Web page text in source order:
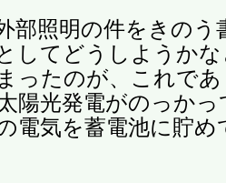
部照明の件をきのう
してどうしようか
ったのが、これで
陽光発電がのっかっ
電気を蓄電池に貯め